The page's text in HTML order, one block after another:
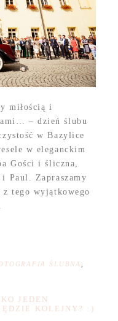
miłością i
– dzień ślubu
w Bazylice
w eleganckim
Gości i śliczna,
i Paul. Zapraszamy
z tego wyjątkowego
ŚLUBNA
JEDEN
KOLEJNY? :)